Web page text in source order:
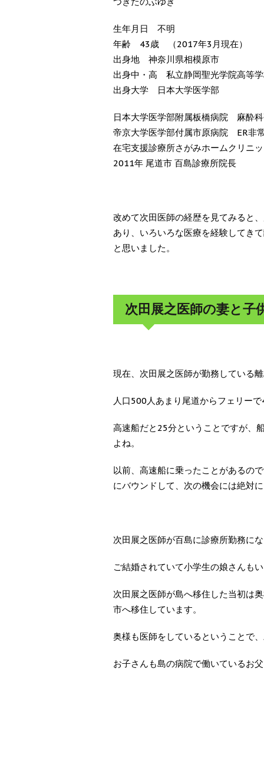
生年月日 不明
年齢 43歳 （2017年3月現在）
出身地 神奈川県相模原市
出身中・高 私立静岡聖光学院高等
出身大学 日本大学医学部
日本大学医学部附属板橋病院 麻酔
帝京大学医学部付属市原病院 ER非
在宅支援診療所さがみホームクリニ
2011年 尾道市 百島診療所院長
改めて次田医師の経歴を見てみると
あり、いろいろな医療を経験してき
と思いました。
次田展之医師の妻と子
現在、次田展之医師が勤務している
人口500人あまり尾道からフェリー
高速船だと25分ということですが、
よね。
以前、高速船に乗ったことがあるの
にバウンドして、次の機会には絶対
次田展之医師が百島に診療所勤務に
ご結婚されていて小学生の娘さんも
次田展之医師が島へ移住した当初は
市へ移住しています。
奥様も医師をしているということで
お子さんも島の病院で働いているお